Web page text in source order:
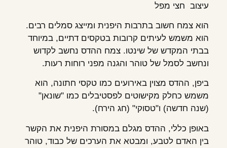
עיצוב חצי מפל
הוא צמח חשוב בתרבות היפנית ומייצג סמלים רבים.
הוא משמש לעיתים קרובות בטקסים דתיים, במיוחד
בבתי המקדש של שינטו. צמח ההדס נחשב לקדוש
ונחשב לסמל של טוהר והגנה מפני רוחות רעות.
ביפן, ההדס מצוין באירועים כמו טקסי חתונה, הוא
משמש כחלק מקישוטים לפסטיבלים כמו "שונאן"
(שנה חדשה) ו"טסוקי" (חג הירח).
באופן כללי, ההדס מגלם במסורת היפנית את הקשר
בין האדם לטבע, ומבטא את הערכים של כבוד, טוהר